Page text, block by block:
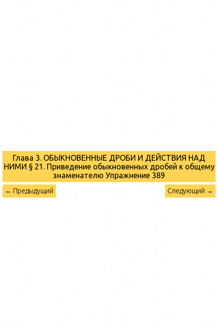
Глава 3. ОБЫКНОВЕННЫЕ ДРОБИ И ДЕЙСТВИЯ НАД
НИМИ § 21. Приведение обыкновенных дробей к общему
знаменателю Упражнение 389
← Предыдущий Следующий →